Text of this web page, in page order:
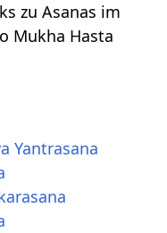
zu Asanas im
Mukha Hasta
Yantrasana